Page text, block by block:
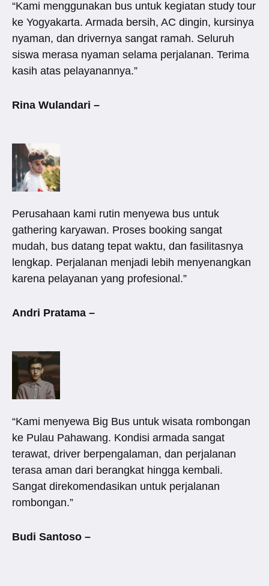
“Kami menggunakan bus untuk kegiatan study tour
ke Yogyakarta. Armada bersih, AC dingin, kursinya
nyaman, dan drivernya sangat ramah. Seluruh
siswa merasa nyaman selama perjalanan. Terima
kasih atas pelayanannya.”
Rina Wulandari –
Perusahaan kami rutin menyewa bus untuk
gathering karyawan. Proses booking sangat
mudah, bus datang tepat waktu, dan fasilitasnya
lengkap. Perjalanan menjadi lebih menyenangkan
karena pelayanan yang profesional.”
Andri Pratama –
“Kami menyewa Big Bus untuk wisata rombongan
ke Pulau Pahawang. Kondisi armada sangat
terawat, driver berpengalaman, dan perjalanan
terasa aman dari berangkat hingga kembali.
Sangat direkomendasikan untuk perjalanan
rombongan.”
Budi Santoso –